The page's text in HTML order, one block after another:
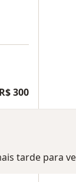
R$ 300
tarde para